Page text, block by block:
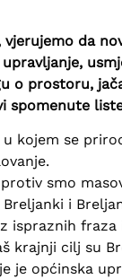
vjerujemo da
o prostoru,
spomenute
kojem se
smo
i
ispraznih
krajnji cilj su
je općinska